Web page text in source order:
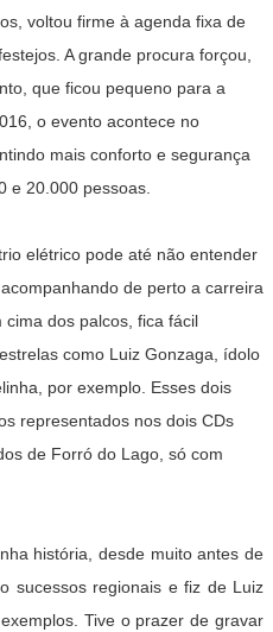
voltou firme à agenda fixa de
A grande procura forçou,
que ficou pequeno para a
o evento acontece no
mais conforto e segurança
e 20.000 pessoas.
elétrico pode até não entender
de perto a carreira
dos palcos, fica fácil
como Luiz Gonzaga, ídolo
por exemplo. Esses dois
representados nos dois CDs
de Forró do Lago, só com
história, desde muito antes de
sucessos regionais e fiz de Luiz
Tive o prazer de gravar